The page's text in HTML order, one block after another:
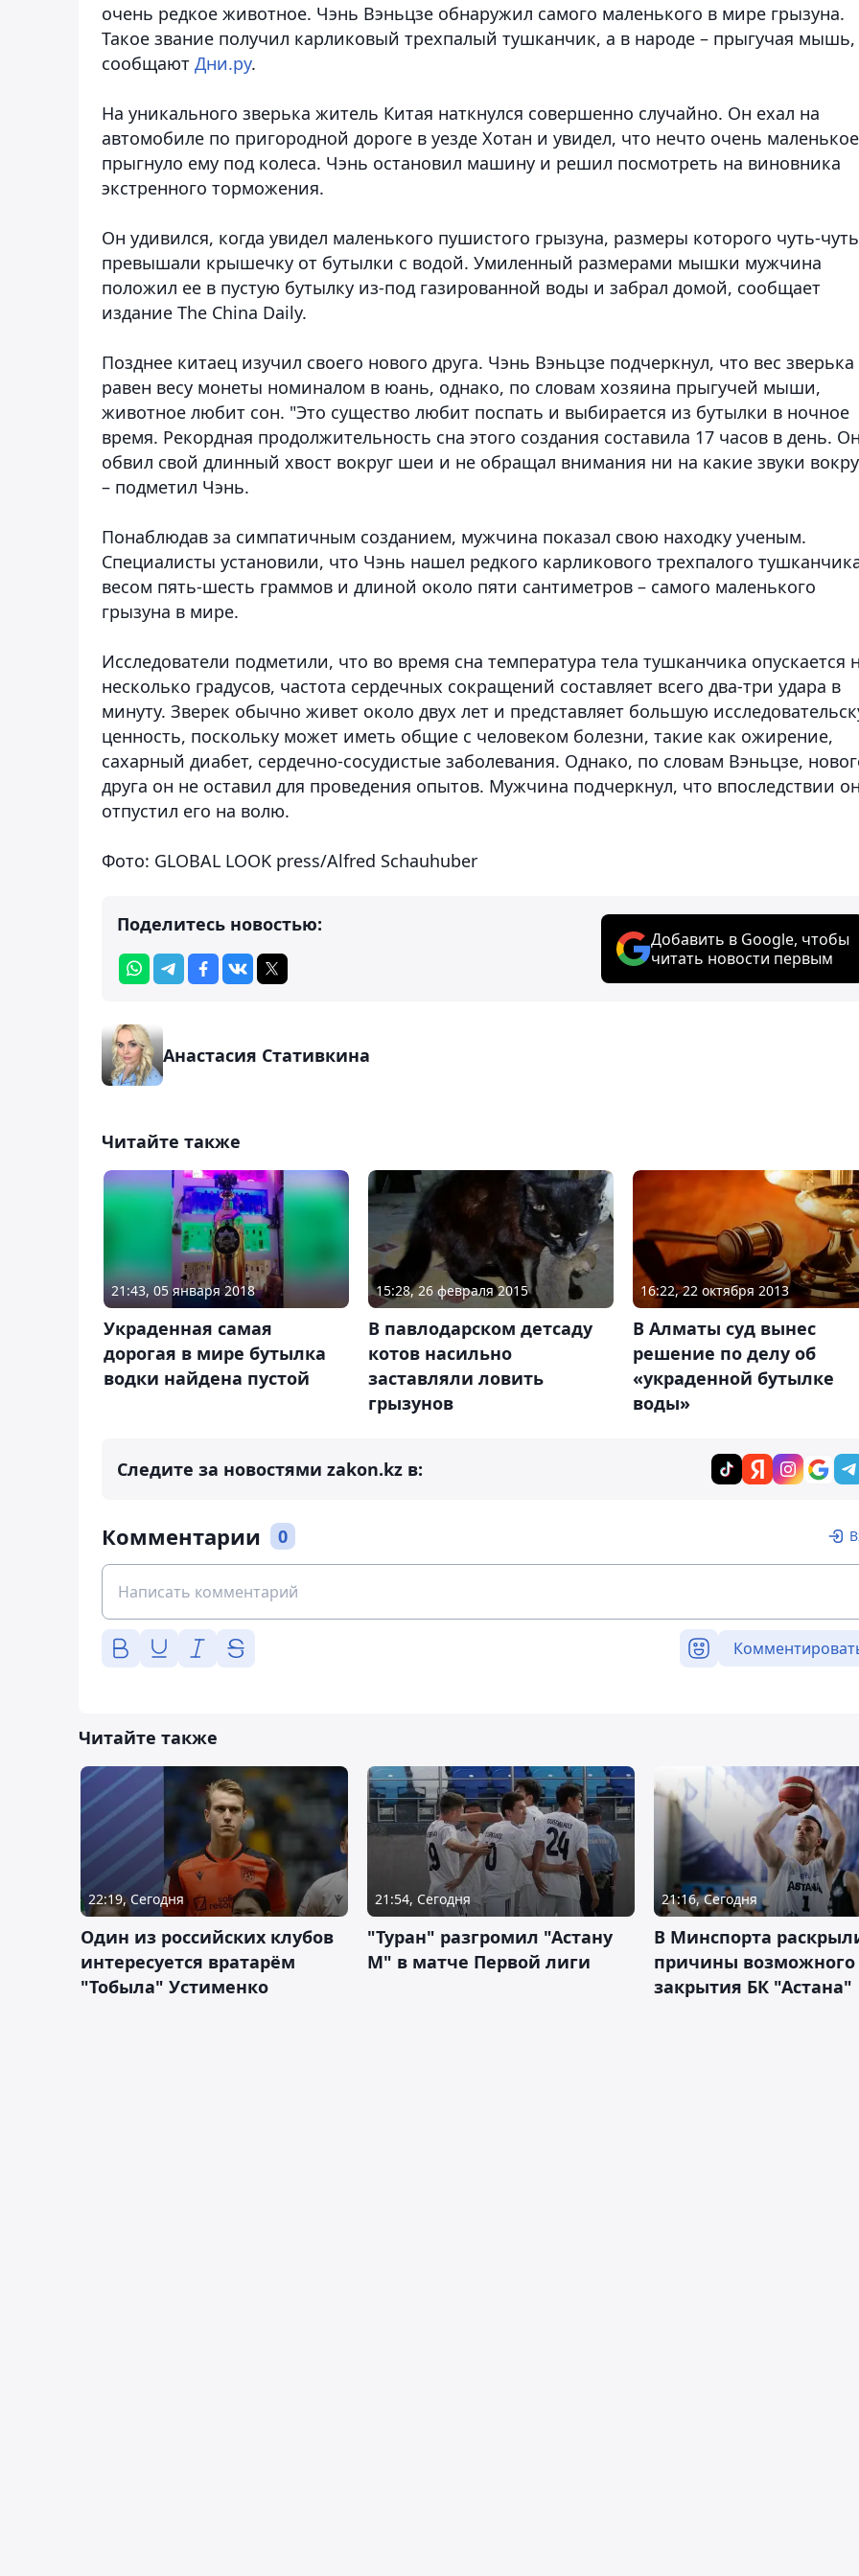
очень редкое животное. Чэнь Вэньцзе обнаружил самого маленького в мире грызуна.
Такое звание получил карликовый трехпалый тушканчик, а в народе – прыгучая мышь,
сообщают Дни.ру.
На уникального зверька житель Китая наткнулся совершенно случайно. Он ехал на
автомобиле по пригородной дороге в уезде Хотан и увидел, что нечто очень маленькое
прыгнуло ему под колеса. Чэнь остановил машину и решил посмотреть на виновника
экстренного торможения.
Он удивился, когда увидел маленького пушистого грызуна, размеры которого чуть-чуть
превышали крышечку от бутылки с водой. Умиленный размерами мышки мужчина
положил ее в пустую бутылку из-под газированной воды и забрал домой, сообщает
издание The China Daily.
Позднее китаец изучил своего нового друга. Чэнь Вэньцзе подчеркнул, что вес зверька
равен весу монеты номиналом в юань, однако, по словам хозяина прыгучей мыши,
животное любит сон. "Это существо любит поспать и выбирается из бутылки в ночное
время. Рекордная продолжительность сна этого создания составила 17 часов в день. Он
обвил свой длинный хвост вокруг шеи и не обращал внимания ни на какие звуки
– подметил Чэнь.
Понаблюдав за симпатичным созданием, мужчина показал свою находку ученым.
Специалисты установили, что Чэнь нашел редкого карликового трехпалого
весом пять-шесть граммов и длиной около пяти сантиметров – самого маленького
грызуна в мире.
Исследователи подметили, что во время сна температура тела тушканчика опускается
несколько градусов, частота сердечных сокращений составляет всего два-три удара в
минуту. Зверек обычно живет около двух лет и представляет большую
ценность, поскольку может иметь общие с человеком болезни, такие как ожирение,
сахарный диабет, сердечно-сосудистые заболевания. Однако, по словам Вэньцзе,
друга он не оставил для проведения опытов. Мужчина подчеркнул, что впоследствии он
отпустил его на волю.
Фото: GLOBAL LOOK press/Alfred Schauhuber
Поделитесь новостью:
Добавить в Google, чтобы
читать новости первым
Анастасия Стативкина
Читайте также
21:43, 05 января 2018
Украденная самая
дорогая в мире бутылка
водки найдена пустой
15:28, 26 февраля 2015
В павлодарском детсаду
котов насильно
заставляли ловить
грызунов
16:22, 22 октября 2013
В Алматы суд вынес
решение по делу об
«украденной бутылке
воды»
Следите за новостями zakon.kz в:
Комментарии 0
Читайте также
22:19, Сегодня
Один из российских клубов
интересуется вратарём
"Тобыла" Устименко
21:54, Сегодня
"Туран" разгромил "Астану
М" в матче Первой лиги
21:16, Сегодня
В Минспорта
причины возможного
закрытия БК "Астана"